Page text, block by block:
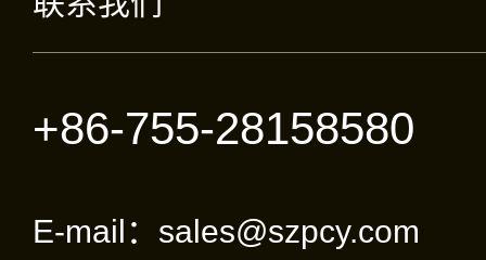
+86-755-28158580
E-mail：sales@szpcy.com